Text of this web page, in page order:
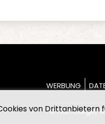
von Drittanbietern
WERBUNG
© Hamburger